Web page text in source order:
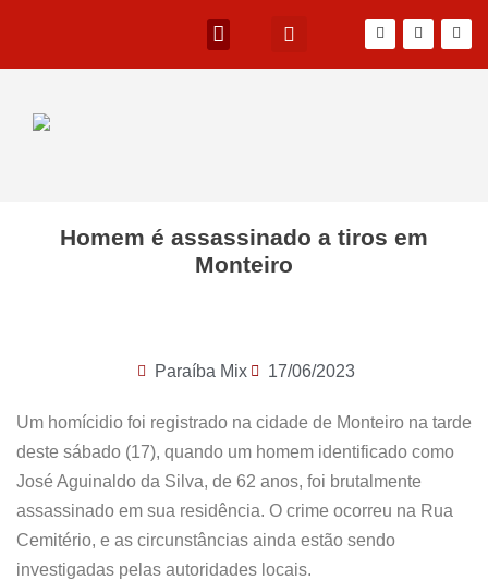
Homem é assassinado a tiros em
Monteiro
Paraíba Mix 17/06/2023
Um homícidio foi registrado na cidade de Monteiro na tarde
deste sábado (17), quando um homem identificado como
José Aguinaldo da Silva, de 62 anos, foi brutalmente
assassinado em sua residência. O crime ocorreu na Rua
Cemitério, e as circunstâncias ainda estão sendo
investigadas pelas autoridades locais.